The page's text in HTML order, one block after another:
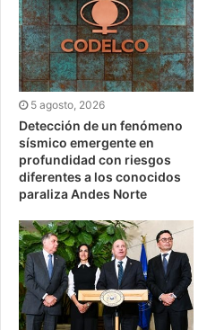
5 agosto, 2026
Detección de un fenómeno
sísmico emergente en
profundidad con riesgos
diferentes a los conocidos
paraliza Andes Norte